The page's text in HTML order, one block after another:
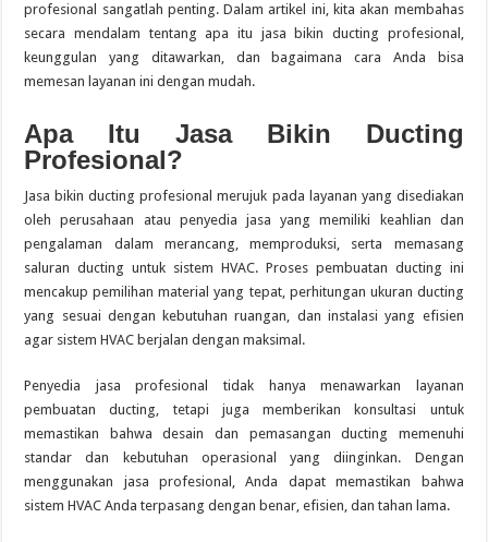
profesional sangatlah penting. Dalam artikel ini, kita akan membahas
secara mendalam tentang apa itu jasa bikin ducting profesional,
keunggulan yang ditawarkan, dan bagaimana cara Anda bisa
memesan layanan ini dengan mudah.
Apa Itu Jasa Bikin Ducting
Profesional?
Jasa bikin ducting profesional merujuk pada layanan yang disediakan
oleh perusahaan atau penyedia jasa yang memiliki keahlian dan
pengalaman dalam merancang, memproduksi, serta memasang
saluran ducting untuk sistem HVAC. Proses pembuatan ducting ini
mencakup pemilihan material yang tepat, perhitungan ukuran ducting
yang sesuai dengan kebutuhan ruangan, dan instalasi yang efisien
agar sistem HVAC berjalan dengan maksimal.
Penyedia jasa profesional tidak hanya menawarkan layanan
pembuatan ducting, tetapi juga memberikan konsultasi untuk
memastikan bahwa desain dan pemasangan ducting memenuhi
standar dan kebutuhan operasional yang diinginkan. Dengan
menggunakan jasa profesional, Anda dapat memastikan bahwa
sistem HVAC Anda terpasang dengan benar, efisien, dan tahan lama.